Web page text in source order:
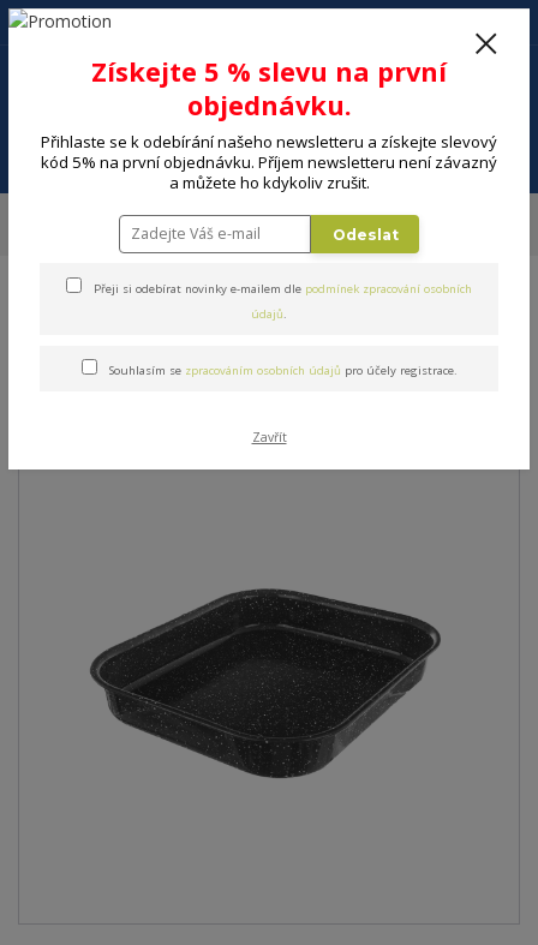
Menu
+420 602 494 600
ORION Plech na pečení 29,5x25,5 cm
ORION Plech na pečení
29,5x25,5 cm
Získejte 5 % slevu na první
objednávku.
Přihlaste se k odebírání našeho newsletteru a získejte slevový
kód 5% na první objednávku. Příjem newsletteru není závazný
a můžete ho kdykoliv zrušit.
Odeslat
Přeji si odebírat novinky e-mailem dle podmínek zpracování osobních
údajů.
Souhlasím se zpracováním osobních údajů pro účely registrace.
Zavřít